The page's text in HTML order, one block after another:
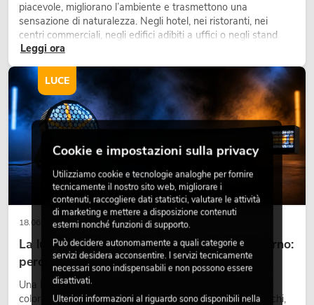
piacevole, migliorano l’ambiente e trasmettono una
sensazione di naturalezza. Negli hotel, nei ristoranti, nei
centri commerciali, negli edifici adibiti a uffici o negli stand
fieristici, una vegetazione di alta qualità è ormai parte
integrante dei moderni progetti di arredamento.
Leggi ora
18.06.2026
La luce retrò nel design illuminotecnico moderno:
perché la luce calda torna ad avere successo
Una luce molto calda, superfici luminose visibili e accenti
colorati caratterizzano molti lighting design attuali su palchi,
LUCE
Cookie e impostazioni sulla privacy
Utilizziamo cookie e tecnologie analoghe per fornire
tecnicamente il nostro sito web, migliorare i
contenuti, raccogliere dati statistici, valutare le attività
di marketing e mettere a disposizione contenuti
esterni nonché funzioni di supporto.
Può decidere autonomamente a quali categorie e
servizi desidera acconsentire. I servizi tecnicamente
necessari sono indispensabili e non possono essere
disattivati.
Ulteriori informazioni al riguardo sono disponibili nella